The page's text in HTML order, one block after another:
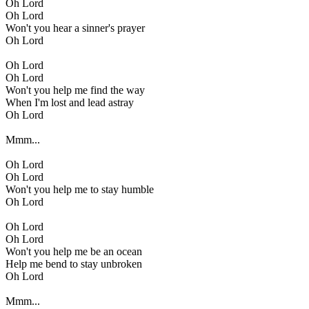
Oh Lord
Oh Lord
Won't you hear a sinner's prayer
Oh Lord
Oh Lord
Oh Lord
Won't you help me find the way
When I'm lost and lead astray
Oh Lord
Mmm...
Oh Lord
Oh Lord
Won't you help me to stay humble
Oh Lord
Oh Lord
Oh Lord
Won't you help me be an ocean
Help me bend to stay unbroken
Oh Lord
Mmm...